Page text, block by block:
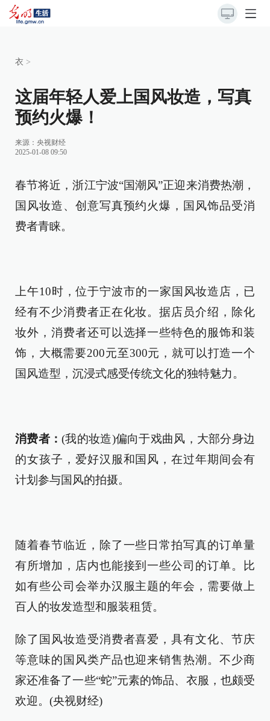
衣 >
这届年轻人爱上国风妆造，写真
预约火爆！
来源： 央视财经
2025-01-08 09:50
春节将近，浙江宁波“国潮风”正迎来消费热潮，
国风妆造、创意写真预约火爆，国风饰品受消
费者青睐。
上午10时，位于宁波市的一家国风妆造店，已
经有不少消费者正在化妆。据店员介绍，除化
妆外，消费者还可以选择一些特色的服饰和装
饰，大概需要200元至300元，就可以打造一个
国风造型，沉浸式感受传统文化的独特魅力。
消费者：(我的妆造)偏向于戏曲风，大部分身边
的女孩子，爱好汉服和国风，在过年期间会有
计划参与国风的拍摄。
随着春节临近，除了一些日常拍写真的订单量
有所增加，店内也能接到一些公司的订单。比
如有些公司会举办汉服主题的年会，需要做上
百人的妆发造型和服装租赁。
除了国风妆造受消费者喜爱，具有文化、节庆
等意味的国风类产品也迎来销售热潮。不少商
家还准备了一些“蛇”元素的饰品、衣服，也颇受
欢迎。(央视财经)